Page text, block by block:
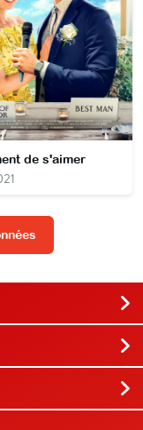
de s'aimer